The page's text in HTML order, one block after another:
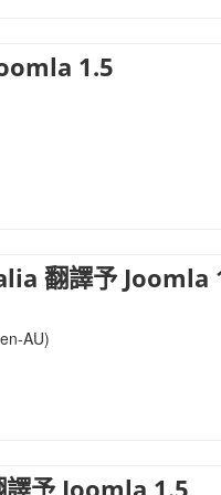
1.5
翻譯予 Joomla
AU)